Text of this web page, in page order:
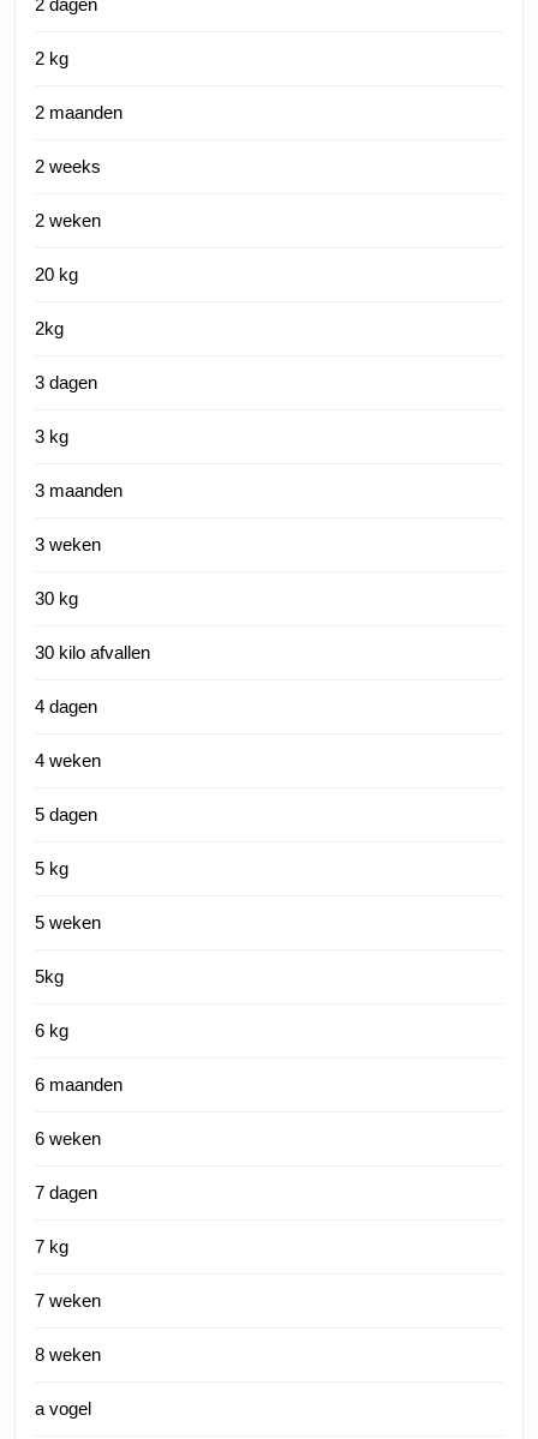
2 kg
2 maanden
2 weeks
2 weken
20 kg
2kg
3 dagen
3 kg
3 maanden
3 weken
30 kg
30 kilo afvallen
4 dagen
4 weken
5 dagen
5 kg
5 weken
5kg
6 kg
6 maanden
6 weken
7 dagen
7 kg
7 weken
8 weken
a vogel